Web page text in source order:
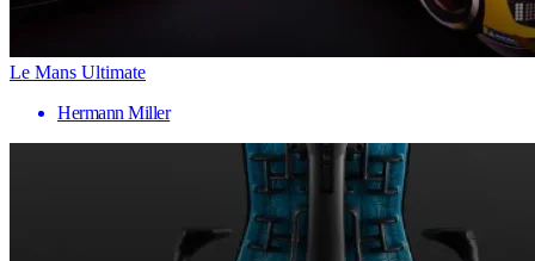
Le Mans Ultimate
Hermann Miller